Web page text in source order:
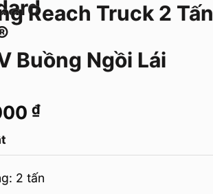
Reach Truck 2 Tấn
Buồng Ngồi Lái
₫
2 tấn